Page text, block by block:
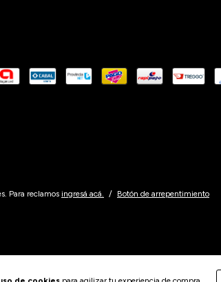
Para reclamos ingresá acá. / Botón de arrepentimiento